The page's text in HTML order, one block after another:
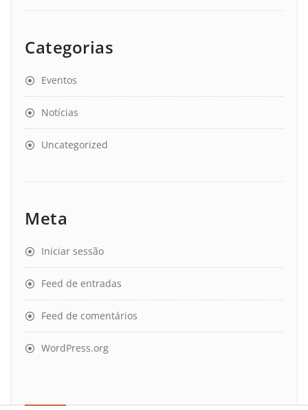
Categorias
Eventos
Notícias
Uncategorized
Meta
Iniciar sessão
Feed de entradas
Feed de comentários
WordPress.org